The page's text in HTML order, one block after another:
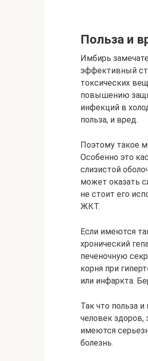
Польза и
Имбирь
эффективный
токсических
повышению
инфекций в
польза, и вред.
Поэтому такое
Особенно это
слизистой
может оказать
не стоит его
ЖКТ.
Если имеются
хронический
печеночную
корня при
или инфаркта.
Так что польза
человек здоров,
имеются
болезнь.